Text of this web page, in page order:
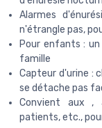
Alarmes
n'étrangle pas,
Pour enfants :
famille
Capteur d'urine :
se détache pas
Convient aux ,
patients, etc.,